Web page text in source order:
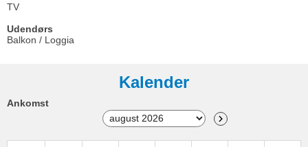
TV
Udendørs
Balkon / Loggia
Kalender
Ankomst